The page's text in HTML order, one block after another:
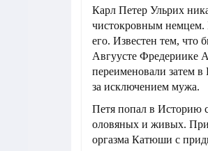
Карл Петер Ульрих
чистокровным немцем.
его. Известен тем, что
Авгуусте Фредериике
переименовали затем
за исключением мужа.
Петя попал в Историю
оловяных и живых.
оргазма Катюши с